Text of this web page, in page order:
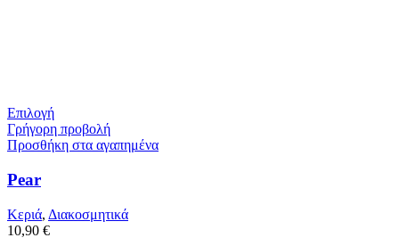
Επιλογή
Γρήγορη προβολή
Προσθήκη στα αγαπημένα
Pear
Κεριά, Διακοσμητικά
10,90 €